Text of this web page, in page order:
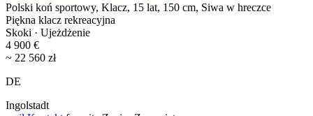
Polski koń sportowy, Klacz, 15 lat, 150 cm, Siwa w hreczce
Piękna klacz rekreacyjna
Skoki · Ujeżdżenie
4 900 €
~ 22 560 zł
DE
Ingolstadt